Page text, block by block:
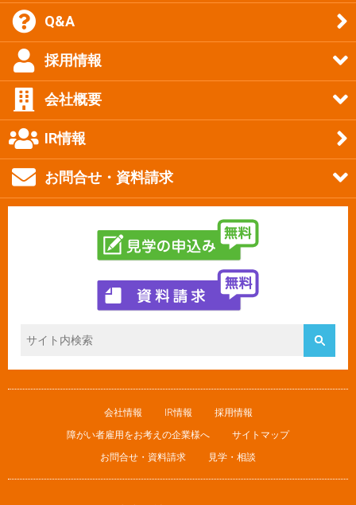
Q&A
採用情報
会社概要
IR情報
お問合せ・資料請求
会社情報 IR情報
採用情報
障がい者雇用をお考えの企業様へ
サイトマップ
お問合せ・資料請求
見学・相談